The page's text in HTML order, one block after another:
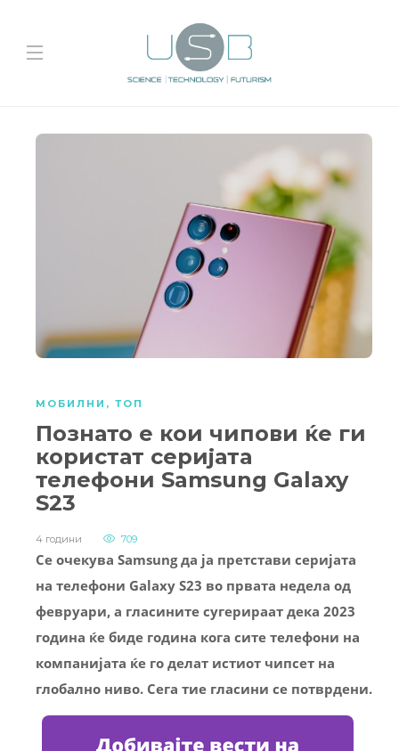
МОБИЛНИ , ТОП
Познато е кои чипови ќе ги
користат серијата
телефони Samsung Galaxy
S23
4 години 709
Се очекува Samsung да ја претстави серијата
на телефони Galaxy S23 во првата недела од
февруари, а гласините сугерираат дека 2023
година ќе биде година кога сите телефони на
компанијата ќе го делат истиот чипсет на
глобално ниво. Сега тие гласини се потврдени.